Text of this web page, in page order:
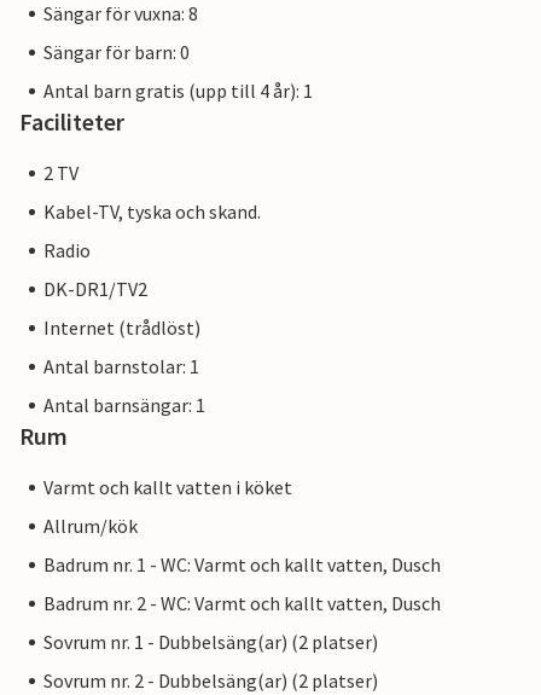
Sängar för vuxna: 8
Sängar för barn: 0
Antal barn gratis (upp till 4 år): 1
Faciliteter
2 TV
Kabel-TV, tyska och skand.
Radio
DK-DR1/TV2
Internet (trådlöst)
Antal barnstolar: 1
Antal barnsängar: 1
Rum
Varmt och kallt vatten i köket
Allrum/kök
Badrum nr. 1 - WC: Varmt och kallt vatten, Dusch
Badrum nr. 2 - WC: Varmt och kallt vatten, Dusch
Sovrum nr. 1 - Dubbelsäng(ar) (2 platser)
Sovrum nr. 2 - Dubbelsäng(ar) (2 platser)